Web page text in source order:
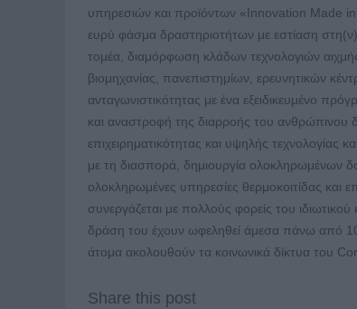
υπηρεσιών και προϊόντων «Innovation Made in
ευρύ φάσμα δραστηριοτήτων με εστίαση
τομέα, διαμόρφωση κλάδων τεχνολογιών
βιομηχανίας, πανεπιστημίων, ερευνητικών
ανταγωνιστικότητας με ένα εξειδικευμένο
και αναστροφή της διαρροής του
επιχειρηματικότητας και υψηλής
με τη διασπορά, δημιουργία ολοκληρωμένων
ολοκληρωμένες υπηρεσίες θερμοκοιτίδας και
συνεργάζεται με πολλούς φορείς του
δράση του έχουν ωφεληθεί άμεσα πάνω από
άτομα ακολουθούν τα κοινωνικά δίκτυα του
Share this post